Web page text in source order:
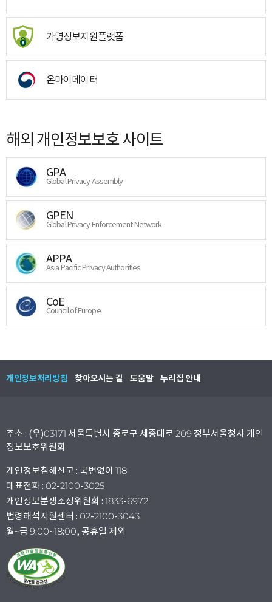
가명정보지원플랫폼
온마이데이터
해외 개인정보보호 사이트
GPA
Global Privacy Assembly
GPEN
Global Privacy Enforcement Network
APPA
Asia Pacific Privacy Authorities
CoE
Council of Europe
개인정보처리방침 찾아오시는 길 도움말 누리집 안내
주소 : (우)03171 서울특별시 종로구 세종대로 209 정부서울청사 개인
정보보호위원회
개인정보침해신고 : 국번없이 118
대표전화 : 02-2100-3025
개인정보분쟁조정위원회 : 1833-6972
법령해석지원센터 : 02-2100-3043
월~금 9:00~18:00, 공휴일 제외